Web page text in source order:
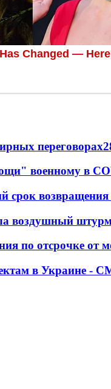
переговорах
военному в
срок
воздушный штурм
по отсрочке от
в Украине -